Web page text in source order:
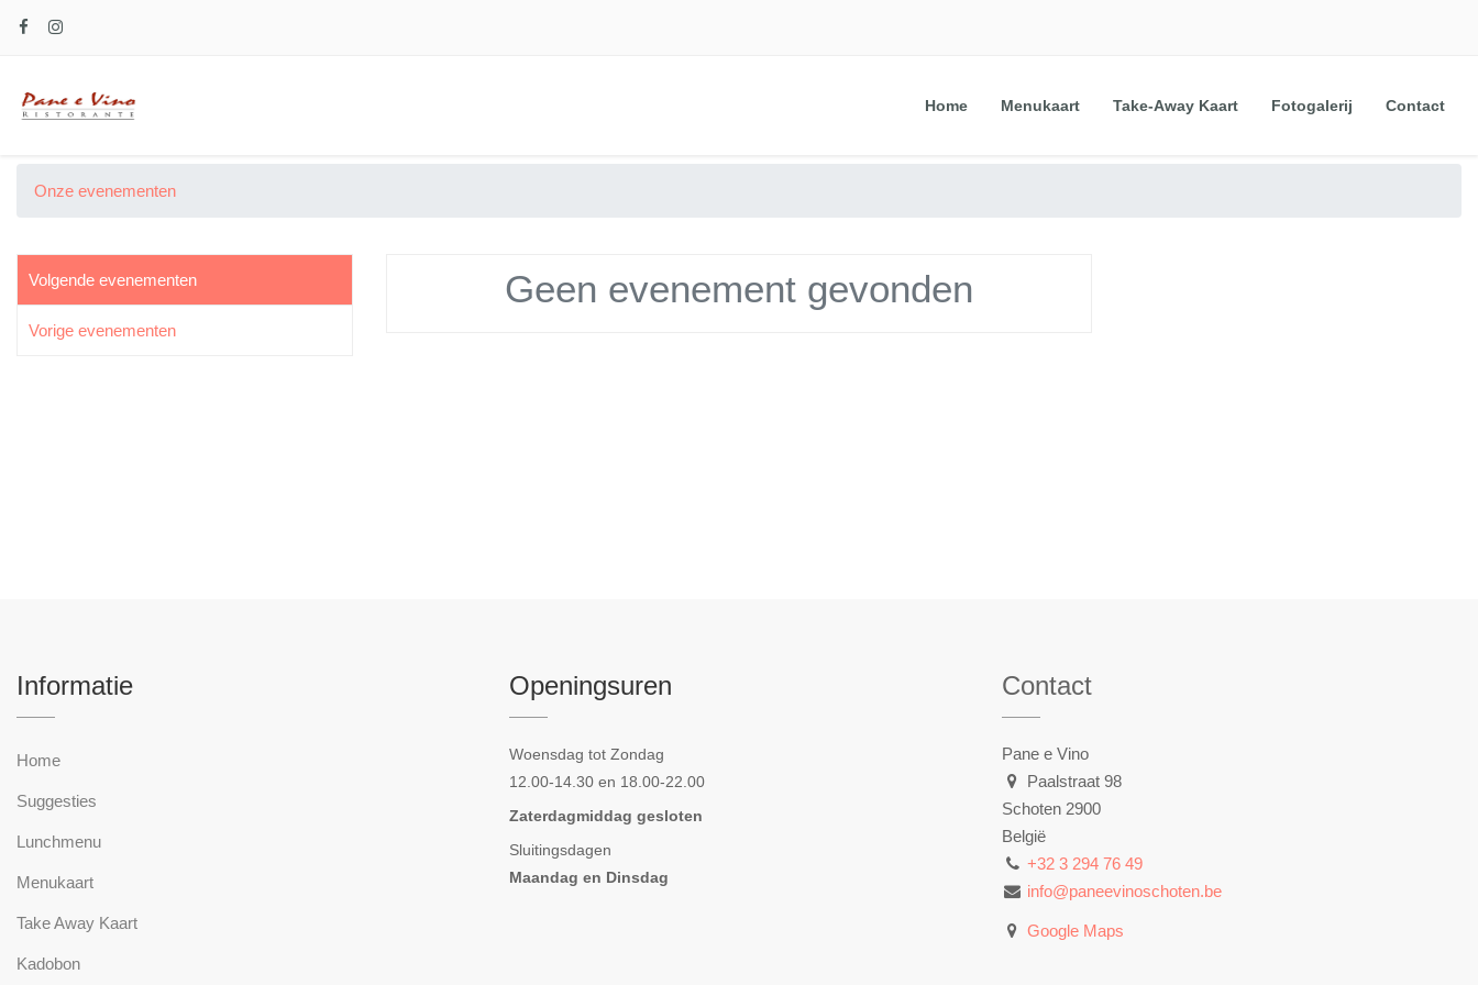
Home Menukaart Take-Away Kaart Fotogalerij Contact
Onze evenementen
Volgende evenementen
Vorige evenementen
Geen evenement gevonden
Informatie
Home
Suggesties
Lunchmenu
Menukaart
Take Away Kaart
Kadobon
Openingsuren
Woensdag tot Zondag
12.00-14.30 en 18.00-22.00
Zaterdagmiddag gesloten
Sluitingsdagen
Maandag en Dinsdag
Contact
Pane e Vino
Paalstraat 98
Schoten 2900
België
+32 3 294 76 49
info@paneevinoschoten.be
Google Maps